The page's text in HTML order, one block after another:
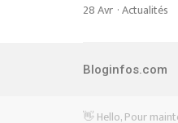
28 Avr ·Actualités
Bloginfos.com
👋 Hello, Pour